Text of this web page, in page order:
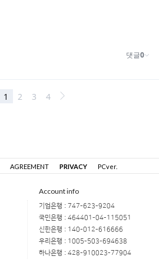
AGREEMENT PRIVACY PCver.
Account info
기업은행 : 747-623-9204
국민은행 : 464401-04-115051
신한은행 : 140-012-616666
우리은행 : 1005-503-694638
하나은행 : 428-910023-77904